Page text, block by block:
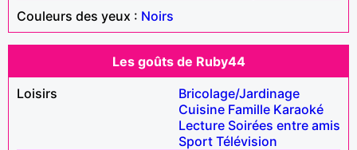
Couleurs des yeux : Noirs
Les goûts de Ruby44
Loisirs
Bricolage/Jardinage
Cuisine Famille Karaoké
Lecture Soirées entre amis
Sport Télévision